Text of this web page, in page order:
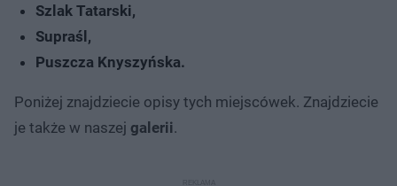
Szlak Tatarski,
Supraśl,
Puszcza Knyszyńska.
Poniżej znajdziecie opisy tych miejscówek. Znajdziecie
je także w naszej galerii.